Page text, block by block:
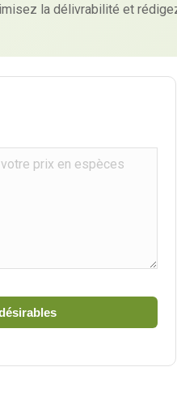
la délivrabilité et